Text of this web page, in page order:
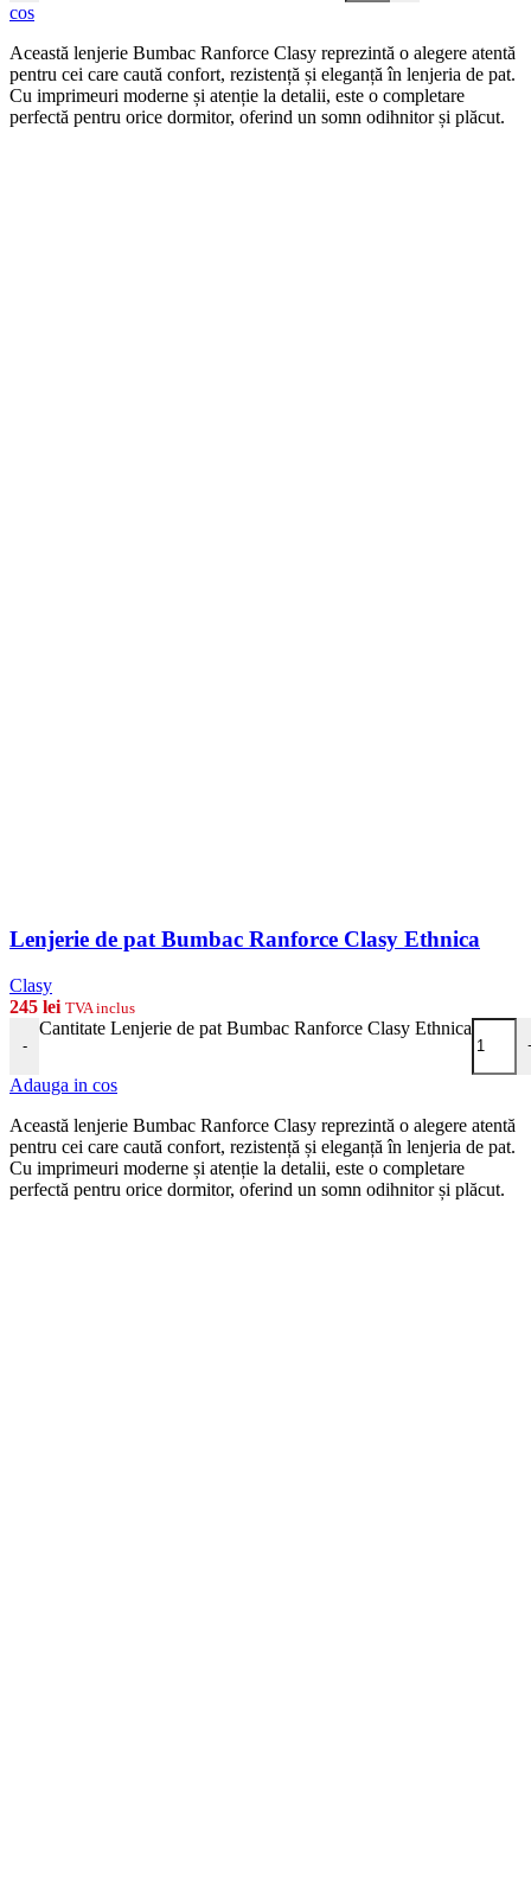
cos
Această lenjerie Bumbac Ranforce Clasy reprezintă o alegere atentă
pentru cei care caută confort, rezistență și eleganță în lenjeria de pat.
Cu imprimeuri moderne și atenție la detalii, este o completare
perfectă pentru orice dormitor, oferind un somn odihnitor și plăcut.
Lenjerie de pat Bumbac Ranforce Clasy Ethnica
Clasy
245 lei TVA inclus
-
Cantitate Lenjerie de pat Bumbac Ranforce Clasy Ethnica
Adauga in cos
Această lenjerie Bumbac Ranforce Clasy reprezintă o alegere atentă
pentru cei care caută confort, rezistență și eleganță în lenjeria de pat.
Cu imprimeuri moderne și atenție la detalii, este o completare
perfectă pentru orice dormitor, oferind un somn odihnitor și plăcut.